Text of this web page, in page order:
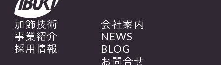
加飾技術
事業紹介
採用情報
会社案内
NEWS
BLOG
お問合せ